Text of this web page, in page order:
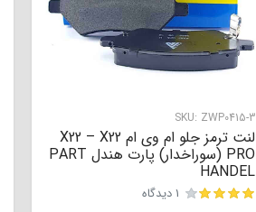
SKU: ZWP0415-3
لنت ترمز جلو ام وی ام X22 – X22
PRO (سوراخدار) پارت هندل PART
HANDEL
1 دیدگاه